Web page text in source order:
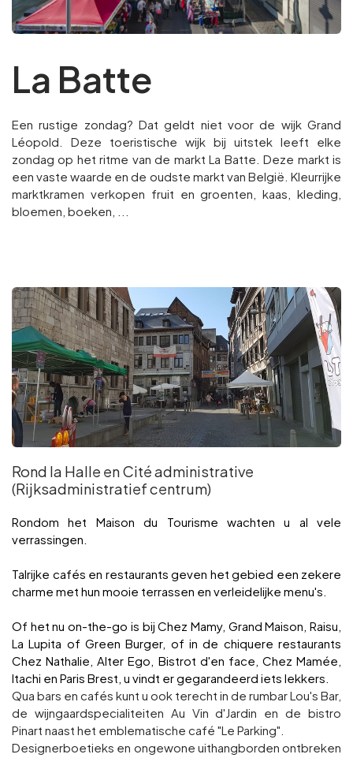
La Batte
Een rustige zondag? Dat geldt niet voor de wijk Grand
Léopold. Deze toeristische wijk bij uitstek leeft elke
zondag op het ritme van de markt La Batte. Deze markt is
een vaste waarde en de oudste markt van België. Kleurrijke
marktkramen verkopen fruit en groenten, kaas, kleding,
bloemen, boeken, ...
Rond la Halle en Cité administrative
(Rijksadministratief centrum)
Rondom het Maison du Tourisme wachten u al vele
verrassingen.
Talrijke cafés en restaurants geven het gebied een zekere
charme met hun mooie terrassen en verleidelijke menu's.
Of het nu on-the-go is bij Chez Mamy, Grand Maison, Raisu,
La Lupita of Green Burger, of in de chiquere restaurants
Chez Nathalie, Alter Ego, Bistrot d'en face, Chez Mamée,
Itachi en Paris Brest, u vindt er gegarandeerd iets lekkers.
Qua bars en cafés kunt u ook terecht in de rumbar Lou's Bar,
de wijngaardspecialiteiten Au Vin d'Jardin en de bistro
Pinart naast het emblematische café "Le Parking".
Designerboetieks en ongewone uithangborden ontbreken